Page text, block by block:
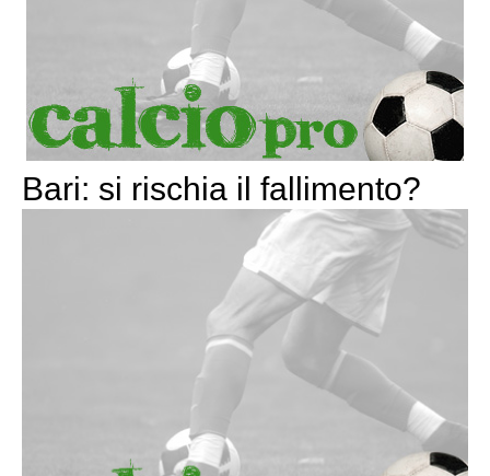
Bari: si rischia il fallimento?